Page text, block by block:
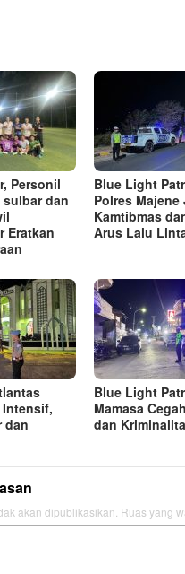
Personil
dan
Eratkan
Blue Light
Polres Majene
Kamtibmas
Arus Lalu
Intensif,
dan
Blue Light
Mamasa
dan
akan dipublikasikan. Ruas yang